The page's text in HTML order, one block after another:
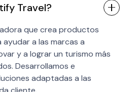
Travel?
que crea productos
a las marcas a
y a lograr un turismo más
Desarrollamos e
adaptadas a las